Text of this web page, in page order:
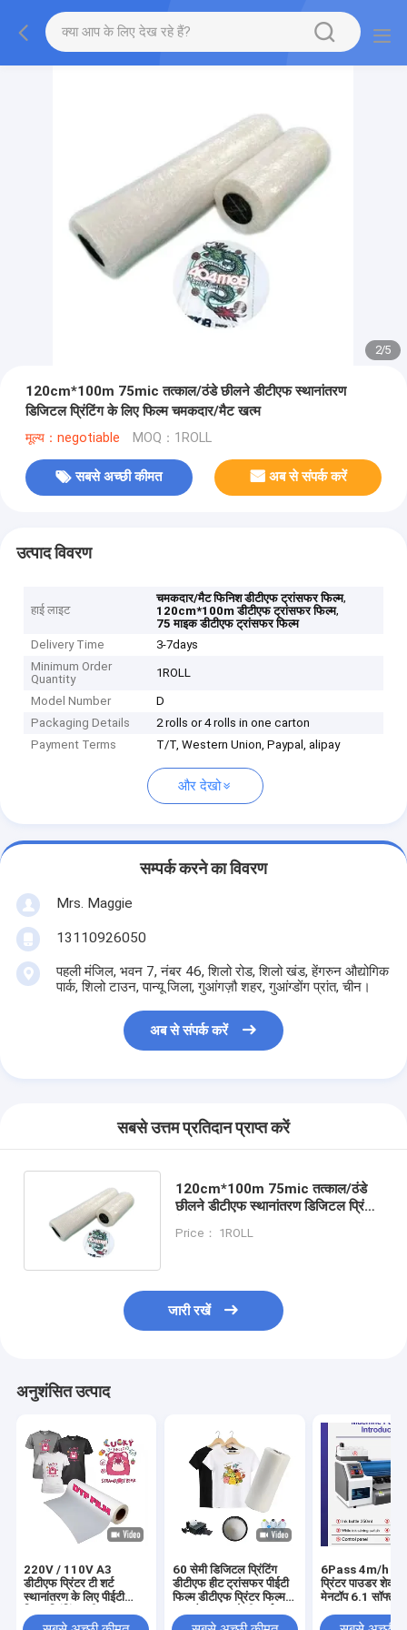
2/5
120cm*100m 75mic तत्काल/ठंडे छीलने डीटीएफ स्थानांतरण
डिजिटल प्रिंटिंग के लिए फिल्म चमकदार/मैट खत्म
मूल्य：negotiable MOQ：1ROLL
सबसे अच्छी कीमत अब से संपर्क करें
उत्पाद विवरण
हाई लाइट
चमकदार/मैट फिनिश डीटीएफ ट्रांसफर फिल्म,
120cm*100m डीटीएफ ट्रांसफर फिल्म,
75 माइक डीटीएफ ट्रांसफर फिल्म
Delivery Time
3-7days
Minimum Order
Quantity
1ROLL
Model Number
D
Packaging Details
2 rolls or 4 rolls in one carton
Payment Terms
T/T, Western Union, Paypal, alipay
और देखो
सम्पर्क करने का विवरण
Mrs. Maggie
13110926050
पहली मंजिल, भवन 7, नंबर 46, शिलो रोड, शिलो खंड, हेंगरुन औद्योगिक
पार्क, शिलो टाउन, पान्यू जिला, गुआंगज़ौ शहर, गुआंग्डोंग प्रांत, चीन।
अब से संपर्क करें
सबसे उत्तम प्रतिदान प्राप्त करें
120cm*100m 75mic तत्काल/ठंडे
छीलने डीटीएफ स्थानांतरण डिजिटल प्रिंटिंग
Price： 1ROLL
जारी रखें
अनुशंसित उत्पाद
220V / 110V A3
डीटीएफ प्रिंटर टी शर्ट
स्थानांतरण के लिए पीईटी
60 सेमी डिजिटल प्रिंटिंग
डीटीएफ हीट ट्रांसफर पीईटी
फिल्म डीटीएफ प्रिंटर फिल्म
प्रिंटिंग डीटीएफ पेपर पीईटी
6Pass 4m/h
प्रिंटर पाउडर
मेनटॉप 6.1